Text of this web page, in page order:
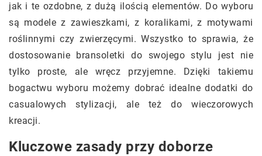
jak i te ozdobne, z dużą ilością elementów. Do wyboru
są modele z zawieszkami, z koralikami, z motywami
roślinnymi czy zwierzęcymi. Wszystko to sprawia, że
dostosowanie bransoletki do swojego stylu jest nie
tylko proste, ale wręcz przyjemne. Dzięki takiemu
bogactwu wyboru możemy dobrać idealne dodatki do
casualowych stylizacji, ale też do wieczorowych
kreacji.
Kluczowe zasady przy doborze